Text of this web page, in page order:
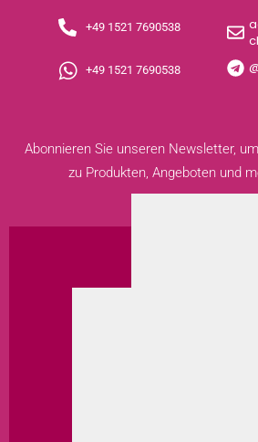
+49 1521 7690538
+49 1521 7690538
Abonnieren Sie unseren Newsletter,
zu Produkten, Angeboten und